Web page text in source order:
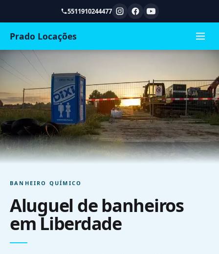
5511910244477
Prado Locações
BANHEIRO QUÍMICO
Aluguel de banheiros
em Liberdade